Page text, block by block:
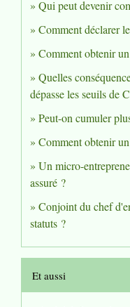
Qui peut devenir
Comment déclarer
Comment obtenir
Quelles
dépasse les seuils de
Peut-on cumuler
Comment obtenir
Un micro-
assuré ?
Conjoint du chef
statuts ?
Et aussi